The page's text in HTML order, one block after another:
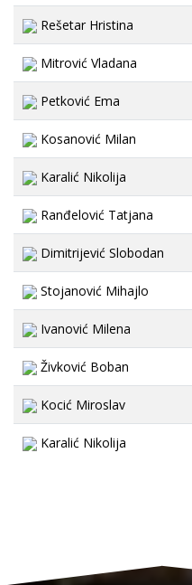
Rešetar Hristina
Mitrović Vladana
Petković Ema
Kosanović Milan
Karalić Nikolija
Ranđelović Tatjana
Dimitrijević Slobodan
Stojanović Mihajlo
Ivanović Milena
Živković Boban
Kocić Miroslav
Karalić Nikolija